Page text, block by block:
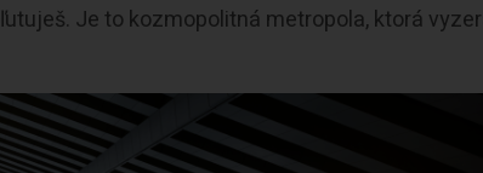
Je to kozmopolitná metropola, ktorá